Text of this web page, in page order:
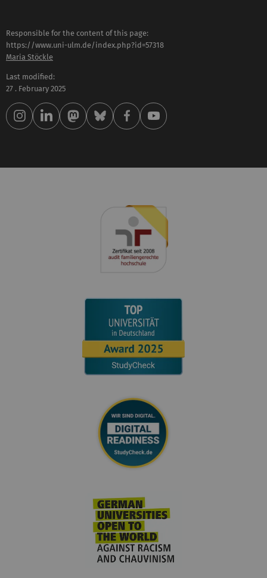
Responsible for the content of this page:
https://www.uni-ulm.de/index.php?id=57318
Maria Stöckle
Last modified:
27 . February 2025